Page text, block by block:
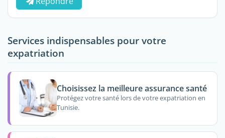
Services indispensables pour votre
expatriation
Choisissez la meilleure assurance santé
Protégez votre santé lors de votre expatriation en
Tunisie.